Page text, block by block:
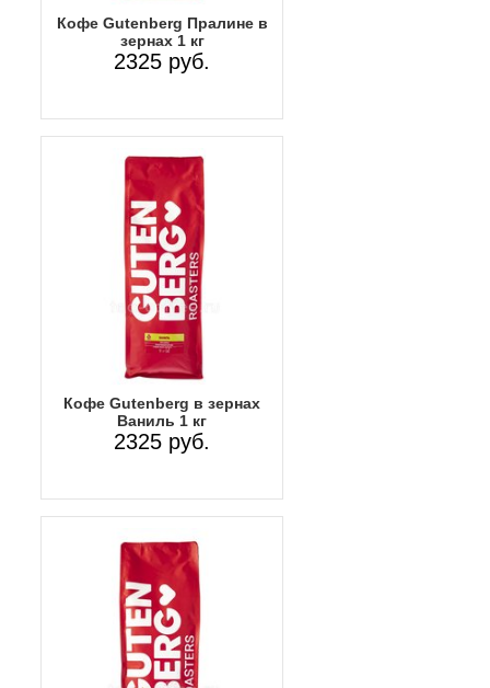
Кофе Gutenberg Пралине в
зернах 1 кг
2325 руб.
Кофе Gutenberg в зернах
Ваниль 1 кг
2325 руб.